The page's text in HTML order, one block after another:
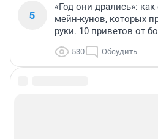
5
«Год они дрались»:
мейн-кунов, которых
руки. 10 приветов от
530 Обсудить